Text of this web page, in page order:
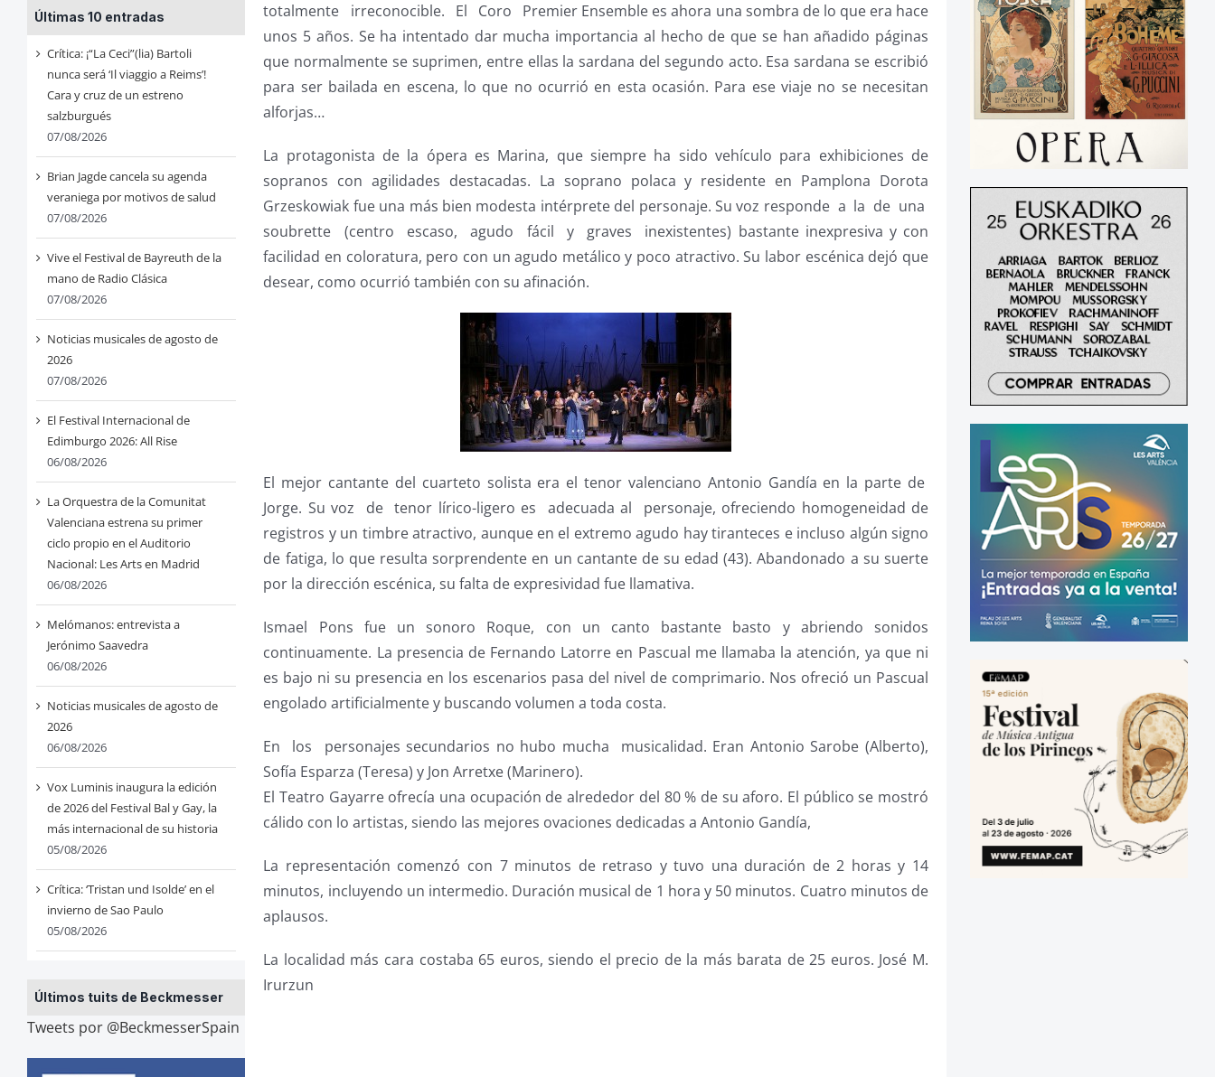
Últimas 10 entradas
Crítica: ¡“La Ceci”(lia) Bartoli
nunca será ‘Il viaggio a Reims’!
Cara y cruz de un estreno
salzburgués
07/08/2026
Brian Jagde cancela su agenda
veraniega por motivos de salud
07/08/2026
Vive el Festival de Bayreuth de la
mano de Radio Clásica
07/08/2026
Noticias musicales de agosto de
2026
07/08/2026
El Festival Internacional de
Edimburgo 2026: All Rise
06/08/2026
La Orquestra de la Comunitat
Valenciana estrena su primer
ciclo propio en el Auditorio
Nacional: Les Arts en Madrid
06/08/2026
Melómanos: entrevista a
Jerónimo Saavedra
06/08/2026
Noticias musicales de agosto de
2026
06/08/2026
Vox Luminis inaugura la edición
de 2026 del Festival Bal y Gay, la
más internacional de su historia
05/08/2026
Crítica: ‘Tristan und Isolde’ en el
invierno de Sao Paulo
05/08/2026
Últimos tuits de Beckmesser
Tweets por @BeckmesserSpain
totalmente irreconocible. El Coro Premier Ensemble es ahora una sombra de lo que era hace
unos 5 años. Se ha intentado dar mucha importancia al hecho de que se han añadido páginas
que normalmente se suprimen, entre ellas la sardana del segundo acto. Esa sardana se escribió
para ser bailada en escena, lo que no ocurrió en esta ocasión. Para ese viaje no se necesitan
alforjas…
La protagonista de la ópera es Marina, que siempre ha sido vehículo para exhibiciones de
sopranos con agilidades destacadas. La soprano polaca y residente en Pamplona Dorota
Grzeskowiak fue una más bien modesta intérprete del personaje. Su voz responde a la de una
soubrette (centro escaso, agudo fácil y graves inexistentes) bastante inexpresiva y con
facilidad en coloratura, pero con un agudo metálico y poco atractivo. Su labor escénica dejó que
desear, como ocurrió también con su afinación.
El mejor cantante del cuarteto solista era el tenor valenciano Antonio Gandía en la parte de
Jorge. Su voz de tenor lírico-ligero es adecuada al personaje, ofreciendo homogeneidad de
registros y un timbre atractivo, aunque en el extremo agudo hay tiranteces e incluso algún signo
de fatiga, lo que resulta sorprendente en un cantante de su edad (43). Abandonado a su suerte
por la dirección escénica, su falta de expresividad fue llamativa.
Ismael Pons fue un sonoro Roque, con un canto bastante basto y abriendo sonidos
continuamente. La presencia de Fernando Latorre en Pascual me llamaba la atención, ya que ni
es bajo ni su presencia en los escenarios pasa del nivel de comprimario. Nos ofreció un Pascual
engolado artificialmente y buscando volumen a toda costa.
En los personajes secundarios no hubo mucha musicalidad. Eran Antonio Sarobe (Alberto),
Sofía Esparza (Teresa) y Jon Arretxe (Marinero).
El Teatro Gayarre ofrecía una ocupación de alrededor del 80 % de su aforo. El público se mostró
cálido con lo artistas, siendo las mejores ovaciones dedicadas a Antonio Gandía,
La representación comenzó con 7 minutos de retraso y tuvo una duración de 2 horas y 14
minutos, incluyendo un intermedio. Duración musical de 1 hora y 50 minutos. Cuatro minutos de
aplausos.
La localidad más cara costaba 65 euros, siendo el precio de la más barata de 25 euros. José M.
Irurzun